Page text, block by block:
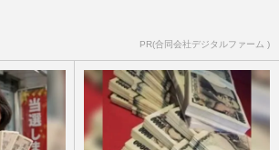
PR(合同会社デジタルファーム )